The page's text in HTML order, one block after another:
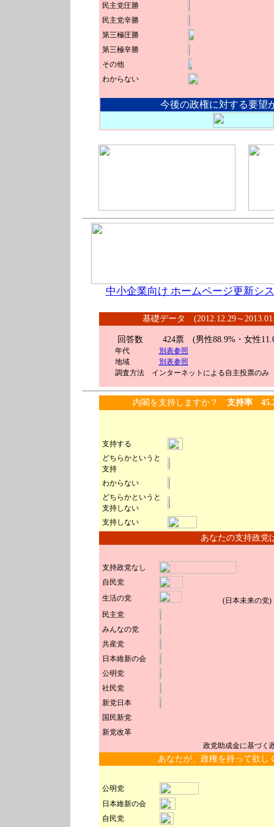
民主党圧勝
民主党辛勝
第三極圧勝
第三極辛勝
その他
わからない
今後の政権に対する要望
中小企業向け ホームページ更新シ
基礎データ (2012.12.29～
回答数 424票 (男性88.9%・女性
年代
別表参照
地域
別表参照
調査方法 インターネットによる自主投票のみ
内閣を支持しますか？ 支持率
支持する
どちらかというと
支持
わからない
どちらかというと
支持しない
支持しない
あなたの支持政党
支持政党なし
自民党
生活の党
(日本未来の党)
民主党
みんなの党
共産党
日本維新の会
公明党
社民党
新党日本
国民新党
新党改革
政党助成金に基づく
あなたが、政権を持って欲し
公明党
日本維新の会
自民党